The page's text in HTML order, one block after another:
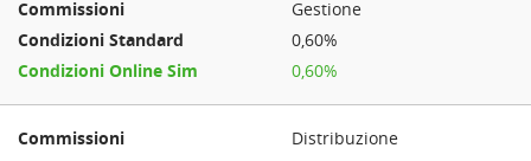
Gestione
0,60%
0,60%
Distribuzione